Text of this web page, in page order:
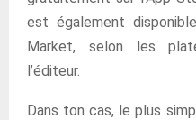
est également
Market, selon les
l’éditeur.
Dans ton cas, le plus